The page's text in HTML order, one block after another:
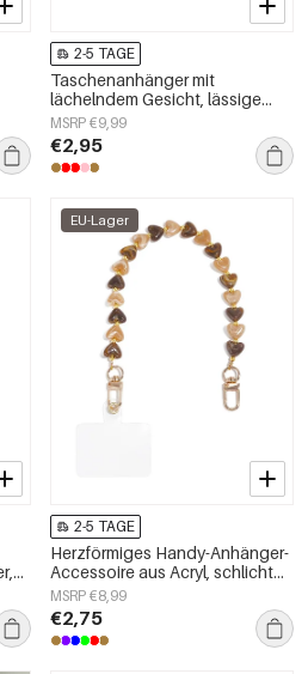
2-5 TAGE
Taschenanhänger mit
lächelndem Gesicht, lässige
Gläser, Alltagsaccessoires
MSRP €9,99
€2,95
EU-Lager
2-5 TAGE
Herzförmiges Handy-Anhänger-
Accessoire aus Acryl, schlicht
und alltagstauglich
MSRP €8,99
€2,75